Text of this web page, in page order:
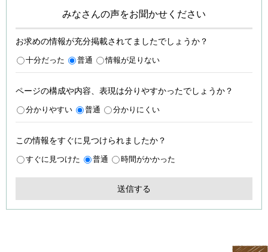
みなさんの声をお聞かせください
お求めの情報が充分掲載されてましたでしょうか？
十分だった 普通 情報が足りない
ページの構成や内容、表現は分りやすかったでしょうか？
分かりやすい 普通 分かりにくい
この情報をすぐに見つけられましたか？
すぐに見つけた 普通 時間がかかった